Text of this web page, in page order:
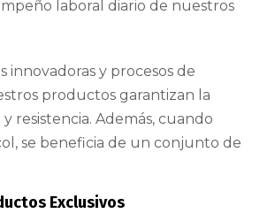
laboral diario de nuestros
innovadoras y procesos de
productos garantizan la
resistencia. Además, cuando
se beneficia de un conjunto de
Exclusivos